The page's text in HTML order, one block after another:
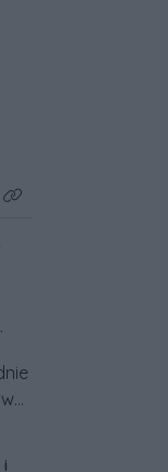
Kliknij aby zobaczyć
i